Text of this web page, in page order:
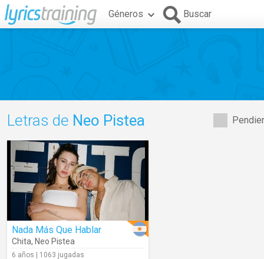
Géneros Buscar
Letras de Neo Pistea
Nada Más Que Hablar
Chita, Neo Pistea
6 años | 1063 jugadas